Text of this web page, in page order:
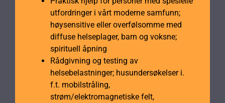
utfordringer i vårt moderne samfunn;
høysensitive eller overfølsomme med
diffuse helseplager, barn og voksne;
spirituell åpning
Rådgivning og testing av
helsebelastninger; husundersøkelser i.
f.t. mobilstråling,
strøm/elektromagnetiske felt,